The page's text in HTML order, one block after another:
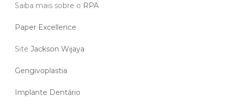
Saiba mais sobre o RPA
Paper Excellence
Site Jackson Wijaya
Gengivoplastia
Implante Dentário